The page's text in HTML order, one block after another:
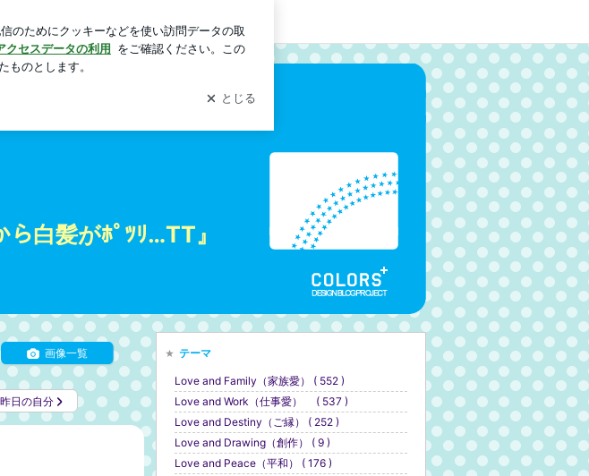
』
ログイン
白髪がﾎﾟﾂﾘ…TT』
画像一覧
日の自分
テーマ
Love and Family（家族愛） ( 552 )
Love and Work（仕事愛） ( 537 )
Love and Destiny（ご縁） ( 252 )
Love and Drawing（創作） ( 9 )
Love and Peace（平和） ( 176 )